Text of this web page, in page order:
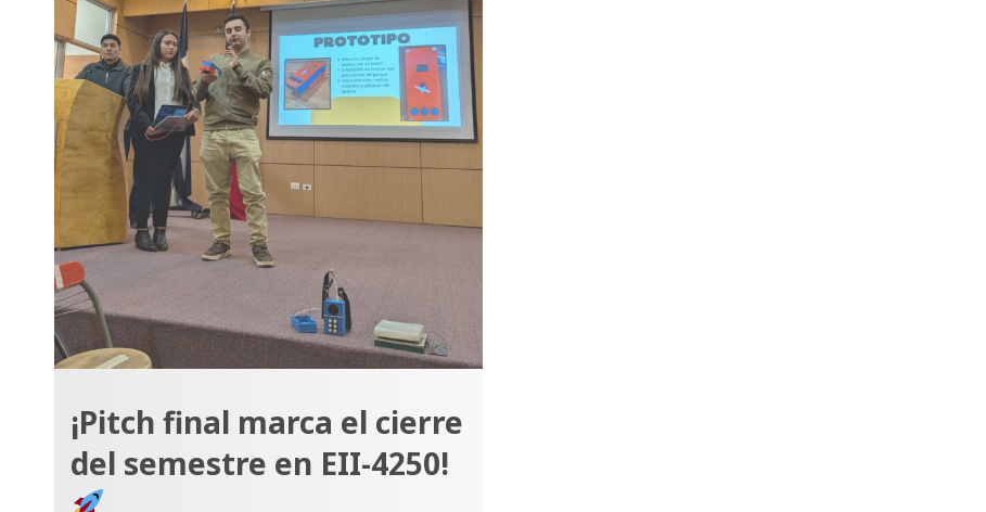
¡Pitch final marca el cierre
del semestre en EII-4250!